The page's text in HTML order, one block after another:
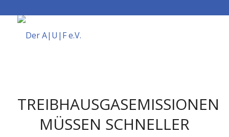
TREIBHAUSGASEMISSIONEN
MÜSSEN SCHNELLER